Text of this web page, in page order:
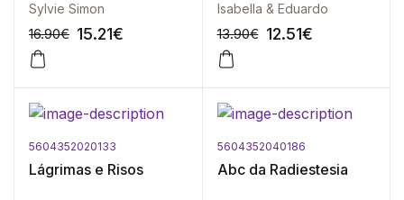
Sylvie Simon
16.90€ 15.21€
Isabella & Eduardo
13.90€ 12.51€
5604352020133
Lágrimas e Risos
5604352040186
Abc da Radiestesia